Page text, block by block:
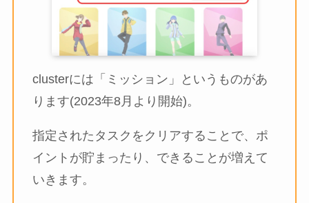
clusterには「ミッション」というものがあ
ります(2023年8月より開始)。
指定されたタスクをクリアすることで、ポ
イントが貯まったり、できることが増えて
いきます。